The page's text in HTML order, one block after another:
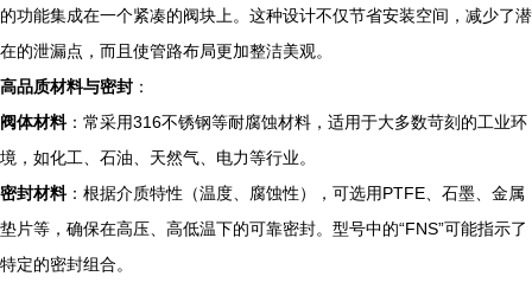
的功能集成在一个紧凑的阀块上。这种设计不仅节省安装空间，减少了潜
在的泄漏点，而且使管路布局更加整洁美观。
高品质材料与密封 ：
阀体材料：常采用316不锈钢等耐腐蚀材料，适用于大多数苛刻的工业环
境，如化工、石油、天然气、电力等行业。
密封材料：根据介质特性（温度、腐蚀性），可选用PTFE、石墨、金属
垫片等，确保在高压、高低温下的可靠密封。型号中的“FNS”可能指示了
特定的密封组合。